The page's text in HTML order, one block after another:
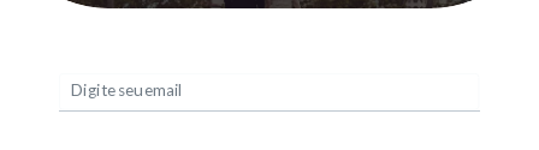
Digite seu email